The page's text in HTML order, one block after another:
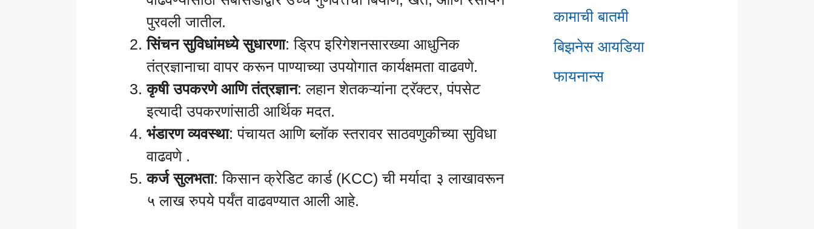
पुरवली जातील.
सिंचन सुविधांमध्ये सुधारणा: ड्रिप इरिगेशनसारख्या आधुनिक
तंत्रज्ञानाचा वापर करून पाण्याच्या उपयोगात कार्यक्षमता वाढवणे.
कृषी उपकरणे आणि तंत्रज्ञान: लहान शेतकऱ्यांना ट्रॅक्टर, पंपसेट
इत्यादी उपकरणांसाठी आर्थिक मदत.
भंडारण व्यवस्था: पंचायत आणि ब्लॉक स्तरावर साठवणुकीच्या सुविधा
वाढवणे .
कर्ज सुलभता: किसान क्रेडिट कार्ड (KCC) ची मर्यादा ३ लाखावरून
५ लाख रुपये पर्यंत वाढवण्यात आली आहे.
कामाची बातमी
बिझनेस आयडिया
फायनान्स